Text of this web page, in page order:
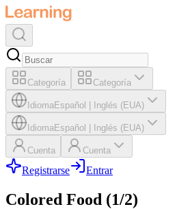
Categoría Categoría
IdiomaEspañol Inglés (EUA)
IdiomaEspañol Inglés (EUA)
Cuenta Cuenta
Registrarse Entrar
Colored Food (1/2)